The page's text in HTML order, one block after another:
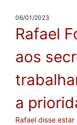
06/01/2023
Rafael
aos
a
Rafael disse